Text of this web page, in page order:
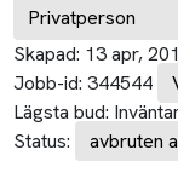
Privatperson
Skapad: 13 apr,
Jobb-id: 344544
Lägsta bud:
Status:
avbruten